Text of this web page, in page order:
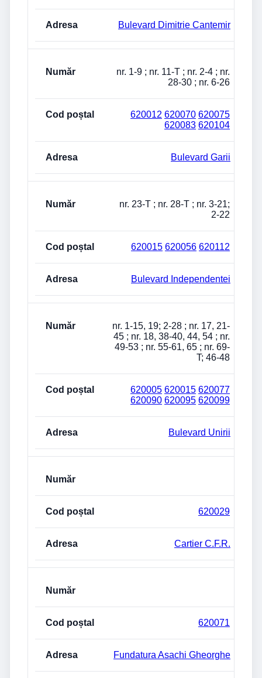
Bulevard Dimitrie Cantemir
nr. 1-9 ; nr. 11-T ; nr. 2-4 ; nr.
28-30 ; nr. 6-26
620012 620070 620075
620083 620104
Bulevard Garii
nr. 23-T ; nr. 28-T ; nr. 3-21;
2-22
620015 620056 620112
Bulevard Independentei
nr. 1-15, 19; 2-28 ; nr. 17, 21-
45 ; nr. 18, 38-40, 44, 54 ; nr.
49-53 ; nr. 55-61, 65 ; nr. 69-
T; 46-48
620005 620015 620077
620090 620095 620099
Bulevard Unirii
620029
Cartier C.F.R.
620071
Fundatura Asachi Gheorghe